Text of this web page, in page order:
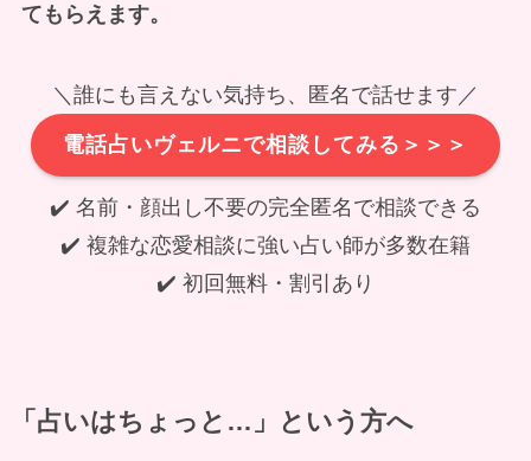
てもらえます。
＼誰にも言えない気持ち、匿名で話せます／
電話占いヴェルニで相談してみる＞＞＞
✔️ 名前・顔出し不要の完全匿名で相談できる
✔️ 複雑な恋愛相談に強い占い師が多数在籍
✔️ 初回無料・割引あり
「占いはちょっと…」という方へ